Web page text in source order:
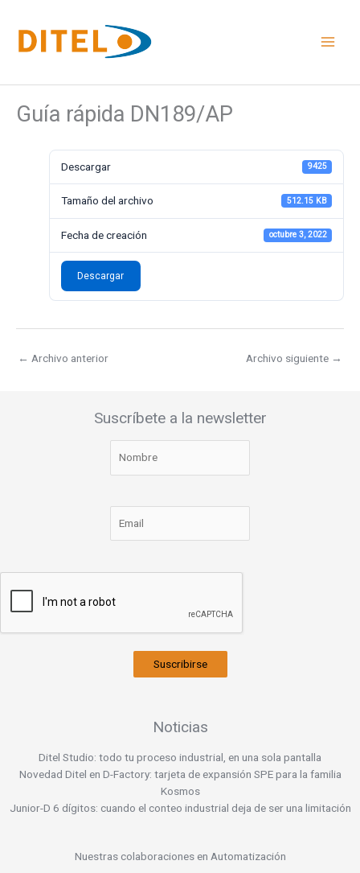
contenido
Guía rápida DN189/AP
Descargar 9425
Tamaño del archivo 512.15 KB
Fecha de creación octubre 3, 2022
Descargar
← Archivo anterior Archivo siguiente →
Suscríbete a la newsletter
Suscribirse
Noticias
Ditel Studio: todo tu proceso industrial, en una sola pantalla
Novedad Ditel en D-Factory: tarjeta de expansión SPE para la familia
Kosmos
Junior-D 6 dígitos: cuando el conteo industrial deja de ser una limitación
Nuestras colaboraciones en Automatización